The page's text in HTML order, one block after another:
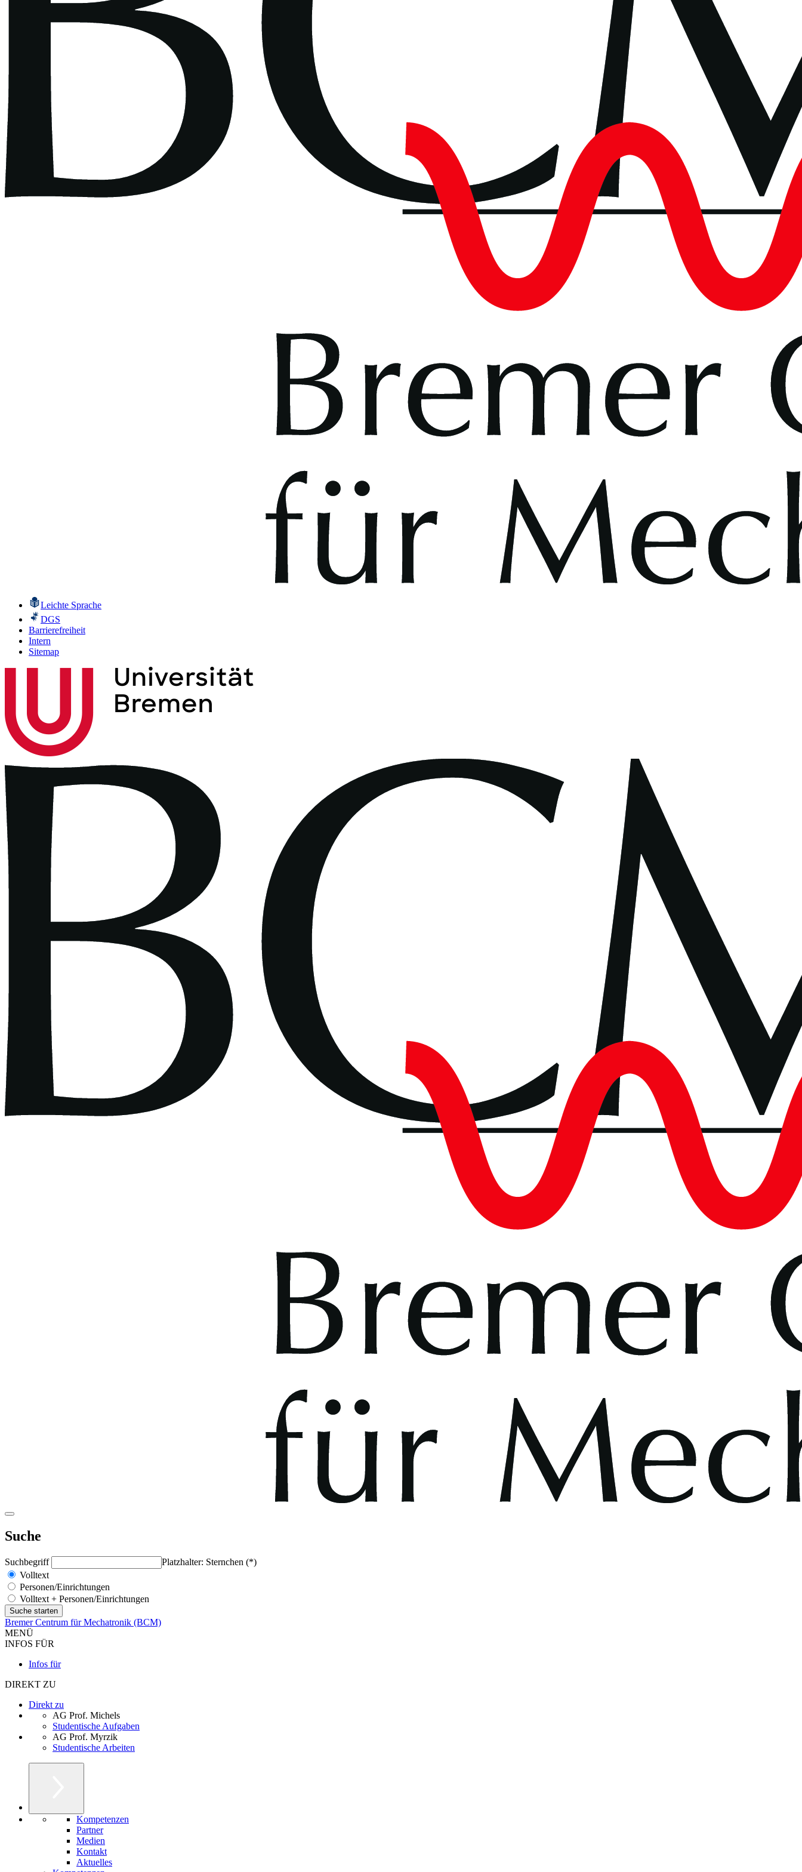
Leichte Sprache
DGS
Barrierefreiheit
Intern
Sitemap
Suche
Suchbegriff
Platzhalter: Sternchen (*)
Volltext
Personen/Einrichtungen
Volltext + Personen/Einrichtungen
Bremer Centrum für Mechatronik (BCM)
MENÜ
INFOS FÜR
Infos für
DIREKT ZU
Direkt zu
AG Prof. Michels
Studentische Aufgaben
AG Prof. Myrzik
Studentische Arbeiten
Kompetenzen
Partner
Medien
Kontakt
Aktuelles